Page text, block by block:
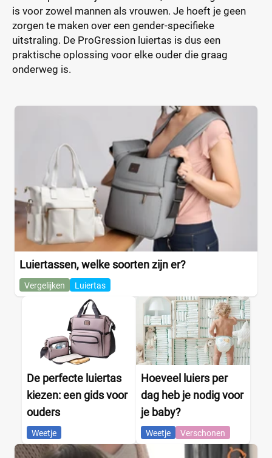
is voor zowel mannen als vrouwen. Je hoeft je geen
zorgen te maken over een gender-specifieke
uitstraling. De ProGression luiertas is dus een
praktische oplossing voor elke ouder die graag
onderweg is.
Luiertassen, welke soorten zijn er?
Vergelijken Luiertas
De perfecte luiertas
kiezen: een gids voor
ouders
Weetje
Hoeveel luiers per
dag heb je nodig voor
je baby?
Weetje Verschonen